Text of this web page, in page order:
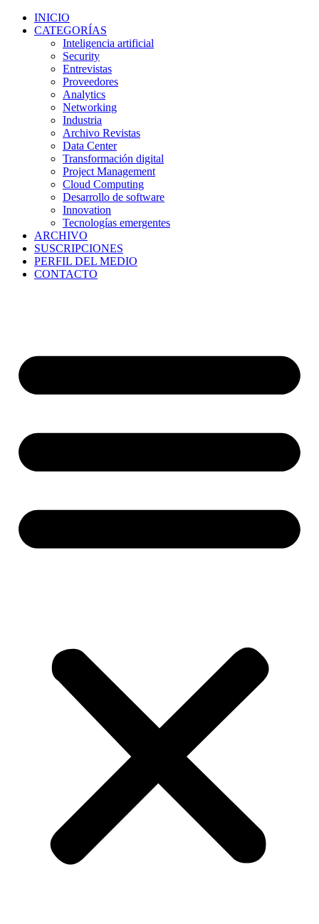
INICIO
CATEGORÍAS
Inteligencia artificial
Security
Entrevistas
Proveedores
Analytics
Networking
Industria
Archivo Revistas
Data Center
Transformación digital
Project Management
Cloud Computing
Desarrollo de software
Innovation
Tecnologías emergentes
ARCHIVO
SUSCRIPCIONES
PERFIL DEL MEDIO
CONTACTO